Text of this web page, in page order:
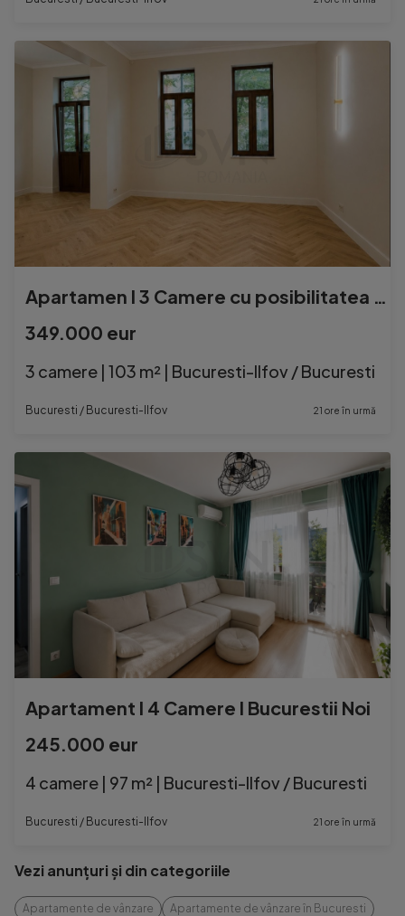
Apartamen l 3 Camere cu posibilitatea de a fi transformat...
349.000 eur
3 camere | 103 m² | Bucuresti-Ilfov / Bucuresti
Bucuresti / Bucuresti-Ilfov 21 ore în urmă
Apartament l 4 Camere l Bucurestii Noi
245.000 eur
4 camere | 97 m² | Bucuresti-Ilfov / Bucuresti
Bucuresti / Bucuresti-Ilfov 21 ore în urmă
Vezi anunțuri și din categoriile
Apartamente de vânzare Apartamente de vânzare în Bucuresti